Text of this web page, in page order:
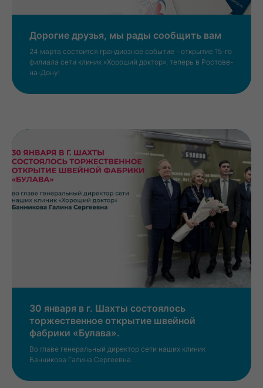
Дорогие друзья, мы рады сообщить вам
24 марта состоится грандиозное событие - открытие 15-го
филиала сети клиник «Хороший доктор», теперь в Ростове-
на-Дону!
30 января в г. Шахты состоялось
торжественное открытие швейной
фабрики «Булава».
Во главе генеральный директор сети наших клиник
Банникова Галина Сергеевна.